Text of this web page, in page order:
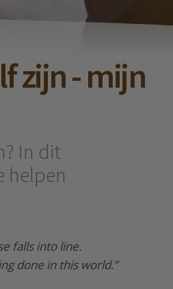
zijn - mijn
In dit
helpen
falls into line.
done in this world.”